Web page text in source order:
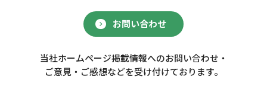
お問い合わせ
当社ホームページ掲載情報へのお問い合わせ・
ご意見・ご感想などを受け付けております。